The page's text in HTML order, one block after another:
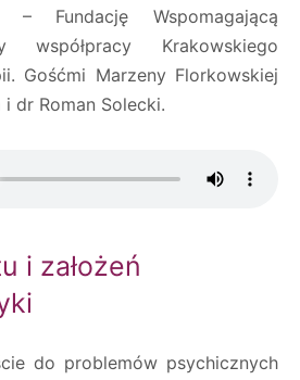
– Fundację Wspomagającą
współpracy Krakowskiego
Gośćmi Marzeny Florkowskiej
i dr Roman Solecki.
i założeń
do problemów psychicznych